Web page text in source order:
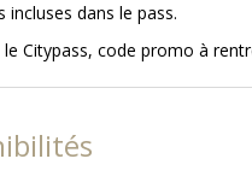
incluses dans le pass.
le Citypass, code promo à